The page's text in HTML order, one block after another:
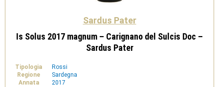
Sardus Pater
Is Solus 2017 magnum – Carignano del Sulcis Doc –
Sardus Pater
Tipologia
Rossi
Regione
Sardegna
Annata
2017